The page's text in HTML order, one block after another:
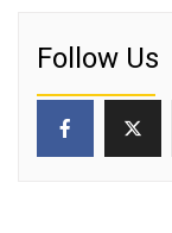
Follow Us